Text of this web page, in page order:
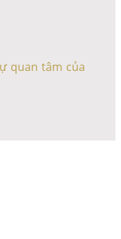
quan tâm của